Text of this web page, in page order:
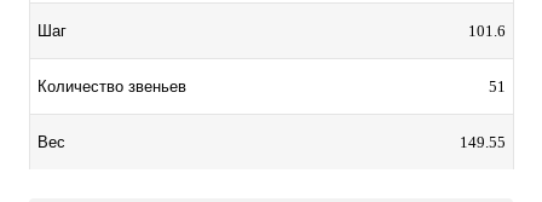
Шаг 101.6
Количество звеньев 51
Вес 149.55